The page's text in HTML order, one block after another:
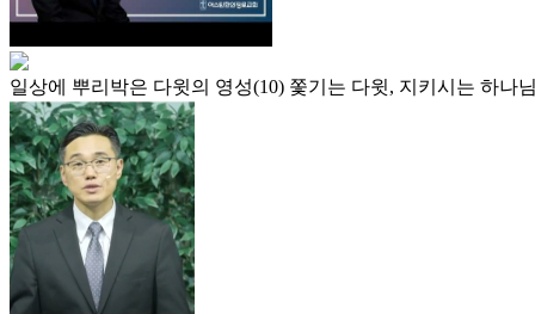
일상에 뿌리박은 다윗의 영성(10) 쫓기는 다윗, 지키시는 하나